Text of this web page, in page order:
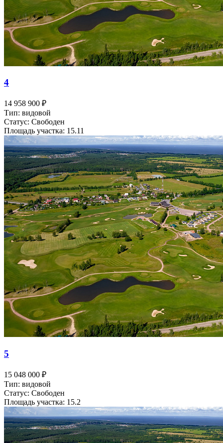
4
14 958 900 ₽
Тип: видовой
Статус: Свободен
Площадь участка: 15.11
5
15 048 000 ₽
Тип: видовой
Статус: Свободен
Площадь участка: 15.2